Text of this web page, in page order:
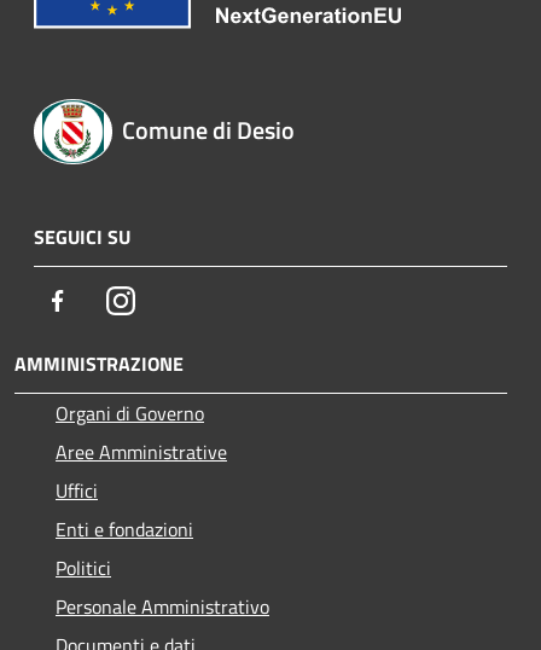
Comune di Desio
SEGUICI SU
FacebookInstagram
AMMINISTRAZIONE
Organi di Governo
Aree Amministrative
Uffici
Enti e fondazioni
Politici
Personale Amministrativo